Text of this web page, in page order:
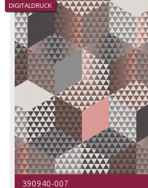
DIGITALDRUCK
390940-007